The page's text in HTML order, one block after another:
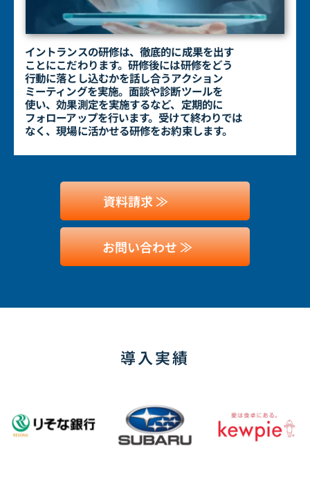
イントランスの研修は、徹底的に成果を出す
ことにこだわります。 研修後には研修をどう
行動に落とし込むかを話し合うアクション
ミーティングを実施。面談や診断ツールを
使い、効果測定を実施するなど、定期的に
フォローアップを行います。受けて終わりでは
なく、現場に活かせる研修をお約束します。
資料請求 ≫
お問い合わせ ≫
導入実績